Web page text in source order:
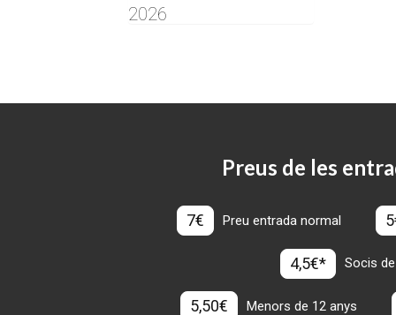
2026
Preus de les
7€ Preu entrada normal
4,5€* Socis
5,50€ Menors de 12 anys